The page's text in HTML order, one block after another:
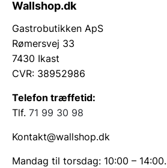
Wallshop.dk
Gastrobutikken ApS
Rømersvej 33
7430 Ikast
CVR: 38952986
Telefon træffetid:
Tlf. 71 99 30 98
Kontakt@wallshop.dk
Mandag til torsdag: 10:00 – 14:00.